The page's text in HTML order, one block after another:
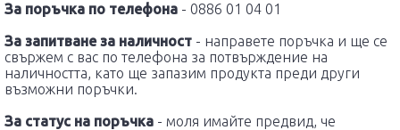
За поръчка по телефона - 0886 01 04 01
За запитване за наличност - направете поръчка и ще се
свържем с вас по телефона за потвърждение на
наличността, като ще запазим продукта преди други
възможни поръчки.
За статус на поръчка - моля имайте предвид, че